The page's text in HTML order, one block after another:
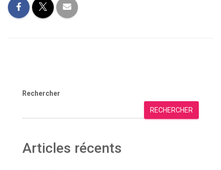
Rechercher
RECHERCHER
Articles récents